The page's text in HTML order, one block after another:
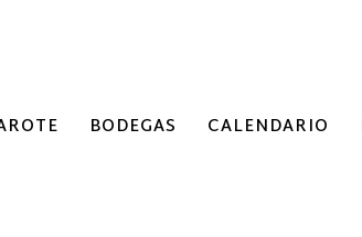
BODEGAS CALENDARIO